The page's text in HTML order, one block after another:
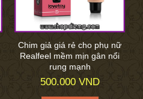
Chim giả giá rẻ cho phụ nữ
Realfeel mềm mịn gân nổi
rung mạnh
500.000 VND